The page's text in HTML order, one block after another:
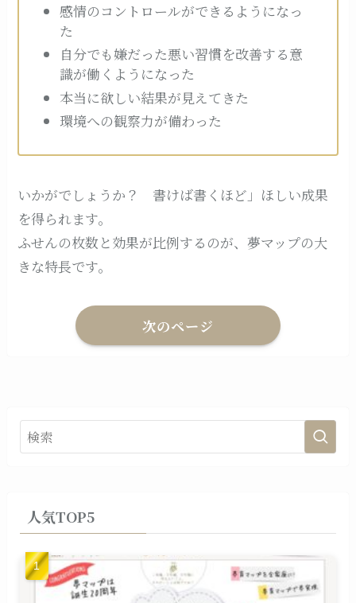
感情のコントロールができるようになっ
た
自分でも嫌だった悪い習慣を改善する意
識が働くようになった
本当に欲しい結果が見えてきた
環境への観察力が備わった
いかがでしょうか？ 書けば書くほど」ほしい成果
を得られます。
ふせんの枚数と効果が比例するのが、夢マップの大
きな特長です。
次のページ
人気TOP5